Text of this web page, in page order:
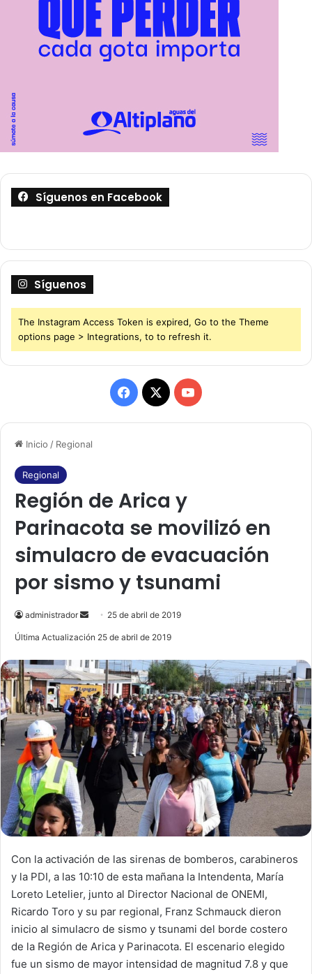
Inicio / Regional
Regional
Región de Arica y
Parinacota se movilizó en
simulacro de evacuación
por sismo y tsunami
administrador
e
d
a
n
e
m
a
25 de abril de 2019
Última Actualización 25 de abril de 2019
Con la activación de las sirenas de bomberos, carabineros
y la PDI, a las 10:10 de esta mañana la Intendenta, María
Loreto Letelier, junto al Director Nacional de ONEMI,
Ricardo Toro y su par regional, Franz Schmauck dieron
inicio al simulacro de sismo y tsunami del borde costero
de la Región de Arica y Parinacota. El escenario elegido
fue un sismo de mayor intensidad de magnitud 7.8 y que
Síguenos en Facebook
Síguenos
The Instagram Access Token is expired, Go to the Theme
options page > Integrations, to to refresh it.
F
a
b
o
o
X
Y
o
b
e